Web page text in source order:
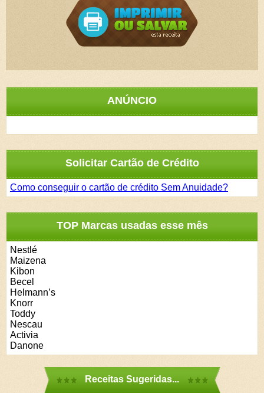
ANÚNCIO
Solicitar Cartão de Crédito
Como conseguir o cartão de crédito Sem Anuidade?
TOP Marcas usadas esse mês
Nestlé
Maizena
Kibon
Becel
Helmann’s
Knorr
Toddy
Nescau
Activia
Danone
Receitas Sugeridas...